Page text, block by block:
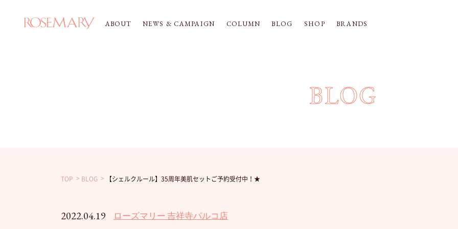
ABOUT NEWS & CAMPAIGN COLUMN BLOG SHOP BRANDS
BLOG
TOP BLOG 【シェルクルール】35周年美肌セットご予約受付中！★
2022.04.19 ローズマリー 吉祥寺パルコ店